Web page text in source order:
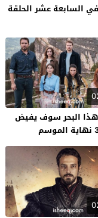
السابعة عشر الحلقة
البحر سوف يفيض